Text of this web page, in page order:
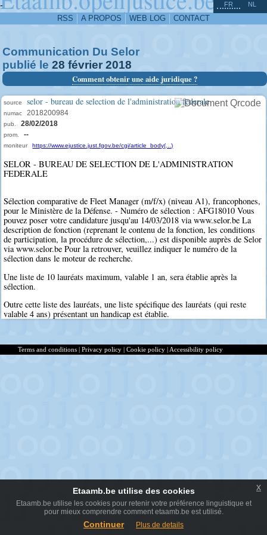
-
RSS A PROPOS WEB LOG CONTACT
FR NL
Communication Du Selor
publié le 28 février 2018
Comment obtenir une aide juridique ?
source selor - bureau de selection de l'administration federale
numac 2018200984
pub. 28/02/2018
prom. --
moniteur https://www.ejustice.just.fgov.be/cgi/article_body(...)
SELOR - BUREAU DE SELECTION DE L'ADMINISTRATION
FEDERALE
Sélection comparative de Fleet Manager (m/f/x) (niveau A1), francophones,
pour le Ministère de la Défense. - Numéro de sélection : AFG18010 Vous
pouvez poser votre candidature jusqu'au 14/03/2018 via www.selor.be La
description de fonction (reprenant le contenu de la fonction, les conditions
de participation, la procédure de sélection,...) est disponible auprès de Selor
via www.selor.be Pour la retrouver, veuillez indiquer le numéro de la
sélection dans le moteur de recherche.
Une liste de 10 lauréats maximum, valable 1 an, sera établie après la
sélection.
Outre cette liste des lauréats, une liste spécifique des lauréats (qui reste
valable 4 ans) présentant un handicap est établie.
^
Terms and conditions | Privacy policy | Cookie policy | Accessibility policy
Etaamb.be utilise des cookies
Etaamb.be utilise les cookies pour retenir votre préférence linguistique et
pour mieux comprendre comment etaamb.be est utilisé.
Continuer Plus de details
x